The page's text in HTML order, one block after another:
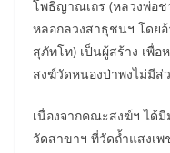
โพธิญาณเถร (หลวงพ่อ
หลอกลวงสาธุชนฯ โดย
สุภัทโท) เป็นผู้สร้าง เพื่
สงฆ์วัดหนองป่าพงไม่มีส่
เนื่องจากคณะสงฆ์ฯ ได้
วัดสาขาฯ ที่วัดถ้ำแสงเพ